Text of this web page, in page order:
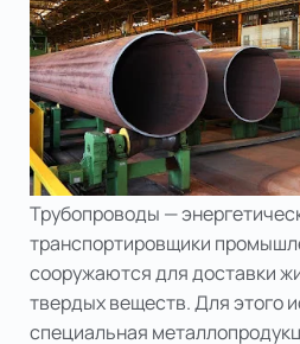
Трубопроводы —
транспортировщики
сооружаются для доставки
твердых веществ. Для этого
специальная